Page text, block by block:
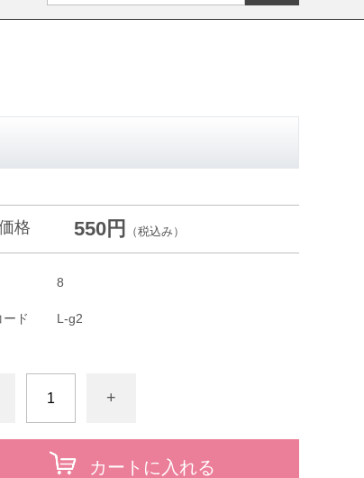
格 550円 （税込み）
8
ド L-g2
+
カートに入れる